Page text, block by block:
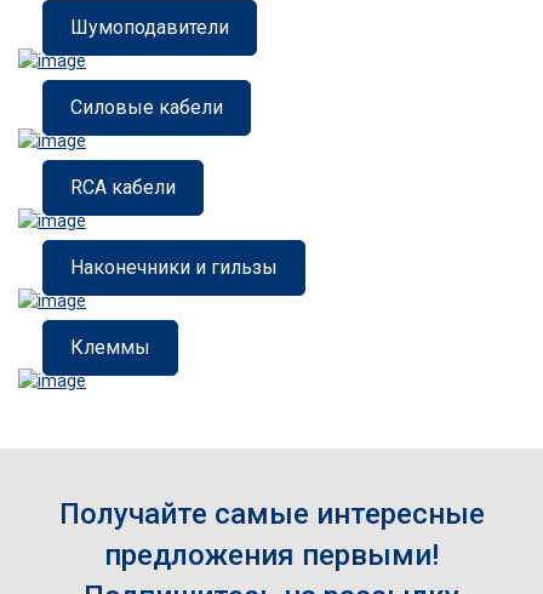
Шумоподавители
Силовые кабели
RCA кабели
Наконечники и гильзы
Клеммы
Получайте самые интересные
предложения первыми!